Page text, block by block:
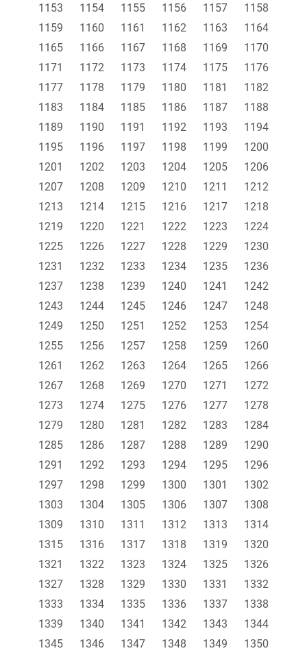
1153 1154 1155 1156 1157
1158
1159
1160 1161 1162 1163
1164
1165
1166 1167 1168 1169
1170
1171
1172 1173 1174 1175
1176
1177
1178 1179 1180 1181
1182
1183
1184 1185 1186 1187
1188
1189
1190 1191 1192 1193
1194
1195
1196 1197 1198 1199
1200
1201
1202 1203 1204 1205
1206
1207
1208 1209 1210 1211
1212
1213
1214 1215 1216 1217
1218
1219
1220 1221 1222 1223
1224
1225
1226 1227 1228 1229
1230
1231
1232 1233 1234 1235
1236
1237
1238 1239 1240 1241
1242
1243
1244 1245 1246 1247
1248
1249
1250 1251 1252 1253
1254
1255
1256 1257 1258 1259
1260
1261
1262 1263 1264 1265
1266
1267
1268 1269 1270 1271
1272
1273
1274 1275 1276 1277
1278
1279
1280 1281 1282 1283
1284
1285
1286 1287 1288 1289
1290
1291
1292 1293 1294 1295
1296
1297
1298 1299 1300 1301
1302
1303
1304 1305 1306 1307
1308
1309
1310 1311 1312 1313
1314
1315
1316 1317 1318 1319
1320
1321
1322 1323 1324 1325
1326
1327
1328 1329 1330 1331
1332
1333
1334 1335 1336 1337
1338
1339
1340 1341 1342 1343
1344
1345
1346 1347 1348 1349
1350